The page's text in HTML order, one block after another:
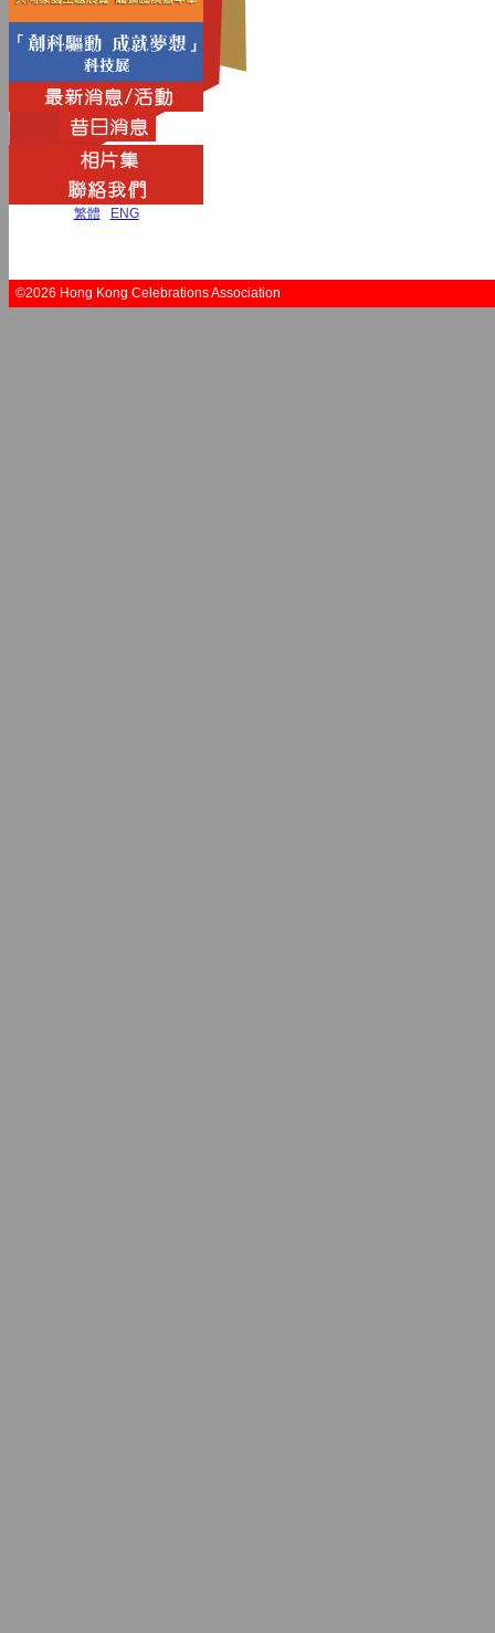
繁體 ENG
©2026 Hong Kong Celebrations Association